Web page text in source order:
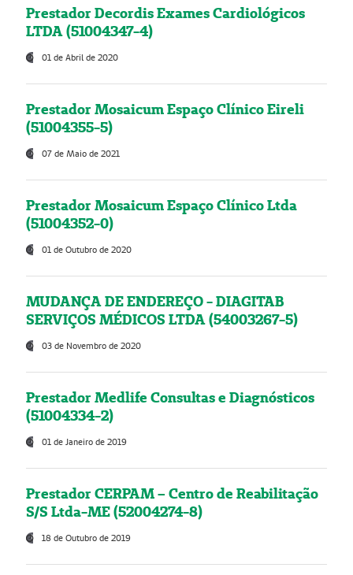
Prestador Decordis Exames Cardiológicos
LTDA (51004347-4)
01 de Abril de 2020
Prestador Mosaicum Espaço Clínico Eireli
(51004355-5)
07 de Maio de 2021
Prestador Mosaicum Espaço Clínico Ltda
(51004352-0)
01 de Outubro de 2020
MUDANÇA DE ENDEREÇO - DIAGITAB
SERVIÇOS MÉDICOS LTDA (54003267-5)
03 de Novembro de 2020
Prestador Medlife Consultas e Diagnósticos
(51004334-2)
01 de Janeiro de 2019
Prestador CERPAM – Centro de Reabilitação
S/S Ltda-ME (52004274-8)
18 de Outubro de 2019